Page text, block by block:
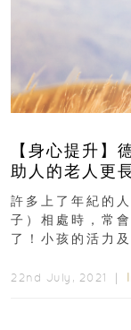
【身心提升】
助人的老人更
許多上了年紀的
子）相處時，常
了！小孩的活力
22nd July, 2021 ｜